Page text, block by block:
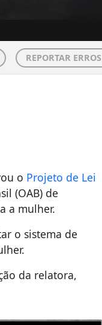
REPORTAR ERROS
o Projeto de Lei
(OAB) de
a mulher.
o sistema de
da relatora,